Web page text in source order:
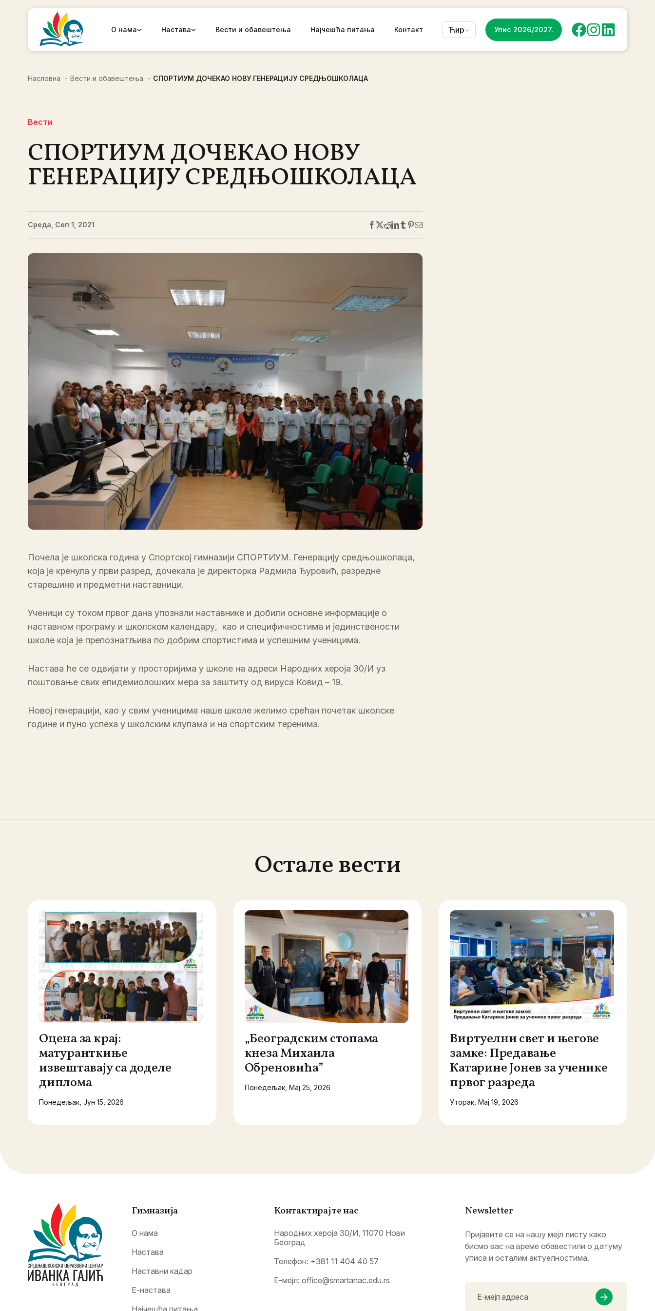
Ћир
О нама Настава Вести и обавештења Најчешћа питања Контакт Упис 2026/2027.
Насловна Вести и обавештења СПОРТИУМ ДОЧЕКАО НОВУ ГЕНЕРАЦИЈУ СРЕДЊОШКОЛАЦА
Вести
СПОРТИУМ ДОЧЕКАО НОВУ
ГЕНЕРАЦИЈУ СРЕДЊОШКОЛАЦА
Среда, Сеп 1, 2021
Почела је школска година у Спортској гимназији СПОРТИУМ. Генерацију средњошколаца,
која је кренула у први разред, дочекала је директорка Радмила Ђуровић, разредне
старешине и предметни наставници.
Ученици су током првог дана упознали наставнике и добили основне информације о
наставном програму и школском календару, као и специфичностима и јединствености
школе која је препознатљива по добрим спортистима и успешним ученицима.
Настава ће се одвијати у просторијима у школе на адреси Народних хероја 30/И уз
поштовање свих епидемиолошких мера за заштиту од вируса Ковид – 19.
Новој генерацији, као у свим ученицима наше школе желимо срећан почетак школске
године и пуно успеха у школским клупама и на спортским теренима.
Остале вести
Оцена за крај:
матуранткиње
извештавају са доделе
диплома
Понедељак, Јун 15, 2026
„Београдским стопама
кнеза Михаила
Обреновића”
Понедељак, Мај 25, 2026
Виртуелни свет и његове
замке: Предавање
Катарине Јонев за ученике
првог разреда
Уторак, Мај 19, 2026
Гимназија
О нама
Настава
Наставни кадар
Е-настава
Контактирајте нас
Народних хероја 30/И, 11070 Нови
Београд
Телефон: +381 11 404 40 57
Е-мејл: office@smartanac.edu.rs
Newsletter
Пријавите се на нашу мејл листу како
бисмо вас на време обавестили о датуму
уписа и осталим актуелностима.